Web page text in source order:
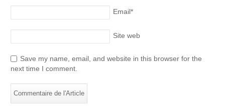
Email*
Site web
Save my name, email, and website in this browser for the
next time I comment.